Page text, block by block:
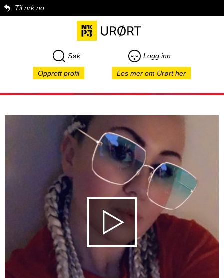
Til nrk.no
Søk Logg inn
Opprett profil Les mer om Urørt her